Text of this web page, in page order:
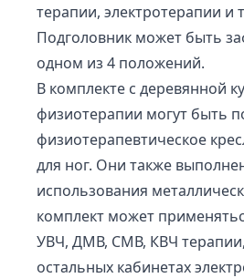
терапии, электротерапии и
Подголовник может быть
одном из 4 положений.
В комплекте с деревянной
физиотерапии могут быть
физиотерапевтическое
для ног. Они также
использования
комплект может
УВЧ, ДМВ, СМВ, КВЧ терапии,
остальных кабинетах